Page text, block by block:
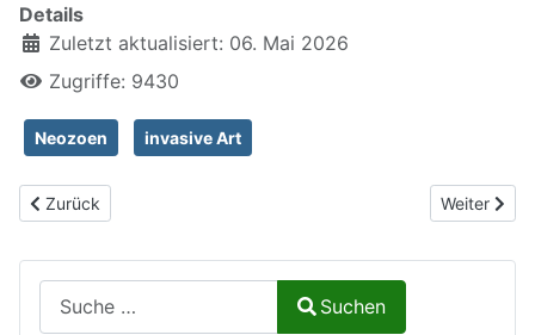
Details
Zuletzt aktualisiert: 06. Mai 2026
Zugriffe: 9430
Neozoen invasive Art
Vorheriger Beitrag: Graugans, Anser anser
Zurück Nächster
Weiter
Suchen